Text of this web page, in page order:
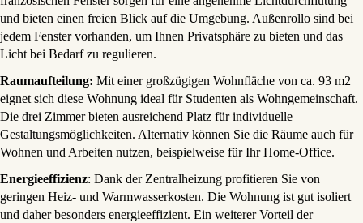
und bieten einen freien Blick auf die Umgebung. Außenrollo sind bei
jedem Fenster vorhanden, um Ihnen Privatsphäre zu bieten und das
Licht bei Bedarf zu regulieren.
Raumaufteilung: Mit einer großzügigen Wohnfläche von ca. 93 m2
eignet sich diese Wohnung ideal für Studenten als Wohngemeinschaft.
Die drei Zimmer bieten ausreichend Platz für individuelle
Gestaltungsmöglichkeiten. Alternativ können Sie die Räume auch für
Wohnen und Arbeiten nutzen, beispielweise für Ihr Home-Office.
Energieeffizienz: Dank der Zentralheizung profitieren Sie von
geringen Heiz- und Warmwasserkosten. Die Wohnung ist gut isoliert
und daher besonders energieeffizient. Ein weiterer Vorteil der